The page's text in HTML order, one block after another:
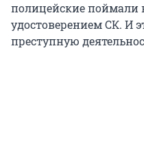
полицейские поймали
удостоверением СК. И
преступную